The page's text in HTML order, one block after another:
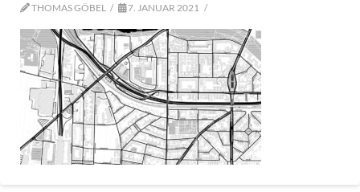
THOMAS GÖBEL 7. JANUAR 2021